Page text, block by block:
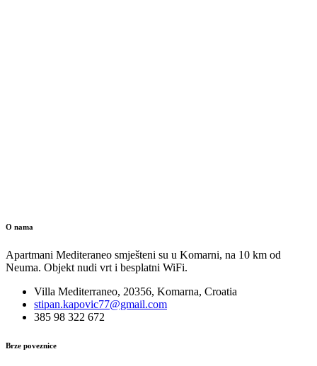
O nama
Apartmani Mediteraneo smješteni su u Komarni, na 10 km od
Neuma. Objekt nudi vrt i besplatni WiFi.
Villa Mediterraneo, 20356, Komarna, Croatia
stipan.kapovic77@gmail.com
385 98 322 672
Brze poveznice